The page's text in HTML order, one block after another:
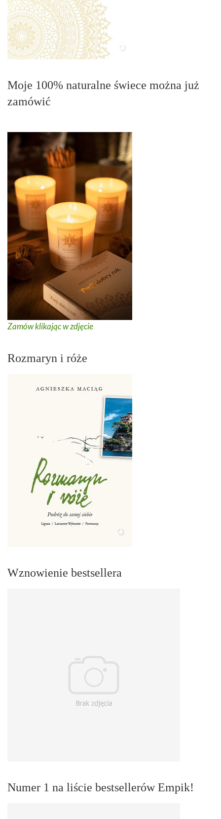
Moje 100% naturalne świece można już
zamówić
Zamów klikając w zdjęcie
Rozmaryn i róże
Wznowienie bestsellera
Numer 1 na liście bestsellerów Empik!